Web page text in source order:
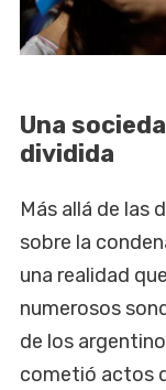
Una
dividida
Más allá de las
sobre la
una realidad
numerosos
de los
cometió actos